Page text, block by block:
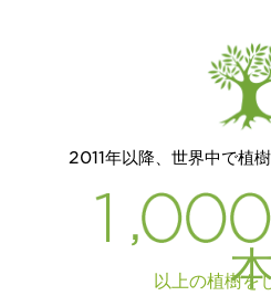
2011年以降、世界中で植
,
以上の植樹を